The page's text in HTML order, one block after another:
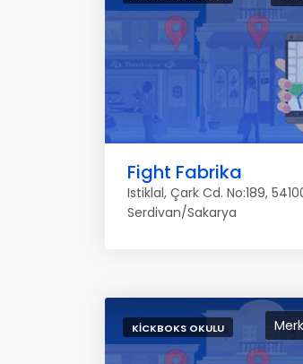
Fight Fabrika
Istiklal, Çark Cd. No:189,
Serdivan/Sakarya
KICKBOKS OKULU